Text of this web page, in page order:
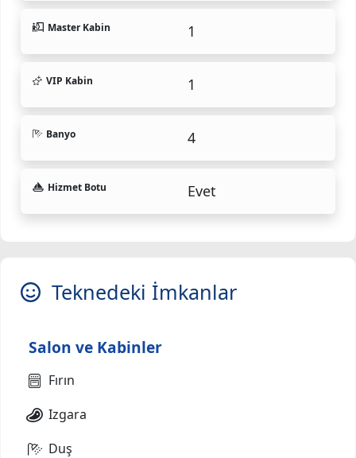
Master Kabin 1
VIP Kabin 1
Banyo 4
Hizmet Botu Evet
Teknedeki İmkanlar
Salon ve Kabinler
Fırın
Izgara
Duş